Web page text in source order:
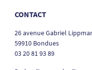
CONTACT
26 avenue Gabriel
59910 Bondues
03 20 81 93 89